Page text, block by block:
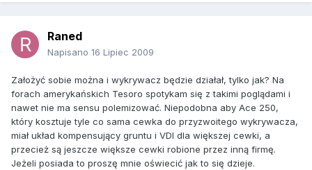
Raned
Napisano 16 Lipiec 2009
Założyć sobie można i wykrywacz będzie działał, tylko jak? Na
forach amerykańskich Tesoro spotykam się z takimi poglądami i
nawet nie ma sensu polemizować. Niepodobna aby Ace 250,
który kosztuje tyle co sama cewka do przyzwoitego wykrywacza,
miał układ kompensujący gruntu i VDI dla większej cewki, a
przecież są jeszcze większe cewki robione przez inną firmę.
Jeżeli posiada to proszę mnie oświecić jak to się dzieje.